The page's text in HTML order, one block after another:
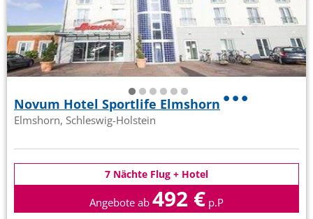
Novum Hotel Sportlife Elmshorn
Elmshorn, Schleswig-Holstein
7 Nächte Flug + Hotel
Angebote ab 492 € p.P